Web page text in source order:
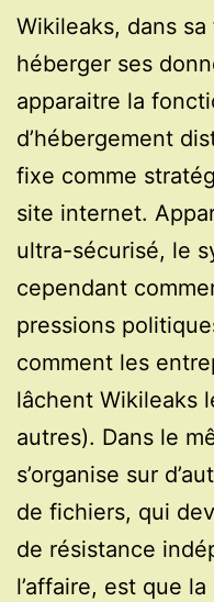
Wikileaks, dans
héberger ses
apparaitre la
d’hébergement
fixe comme
site internet.
ultra-sécurisé, le
cependant
pressions
comment les
lâchent Wikileaks
autres). Dans le
s’organise sur
de fichiers, qui
de résistance
l’affaire, est que